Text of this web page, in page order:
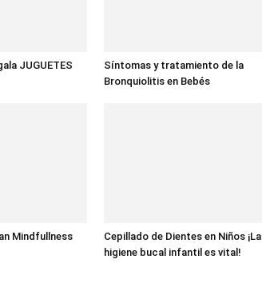
JUGUETES
Síntomas y tratamiento de la
Bronquiolitis en Bebés
Mindfullness
Cepillado de Dientes en Niños ¡La
higiene bucal infantil es vital!